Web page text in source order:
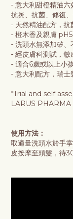
- 意大利甜橙精油
抗炎、抗菌、修復
- 天然精油配方，抗
- 橙木香及親膚
- 洗頭水無添加矽
- 經皮膚科測試，敏
- 適合6歲或以上小
- 意大利配方，瑞士
*Trial and self
LARUS
使用方法：
取適量洗頭水於手
皮按摩至頭髮，待